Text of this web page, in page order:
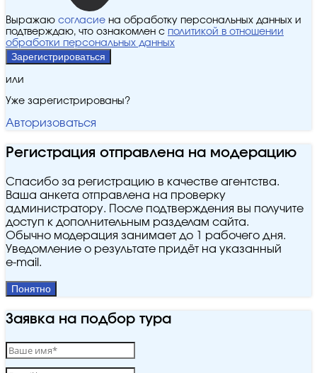
Выражаю согласие на обработку персональных данных и
подтверждаю, что ознакомлен с политикой в отношении
обработки персональных данных
Зарегистрироваться
или
Уже зарегистрированы?
Авторизоваться
Регистрация отправлена на модерацию
Спасибо за регистрацию в качестве агентства.
Ваша анкета отправлена на проверку
администратору. После подтверждения вы получите
доступ к дополнительным разделам сайта.
Обычно модерация занимает до 1 рабочего дня.
Уведомление о результате придёт на указанный
e‑mail.
Понятно
Заявка на подбор тура